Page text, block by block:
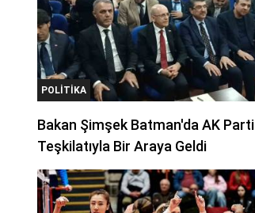
POLITIKA
Bakan Şimşek Batman'da AK Parti
Teşkilatıyla Bir Araya Geldi